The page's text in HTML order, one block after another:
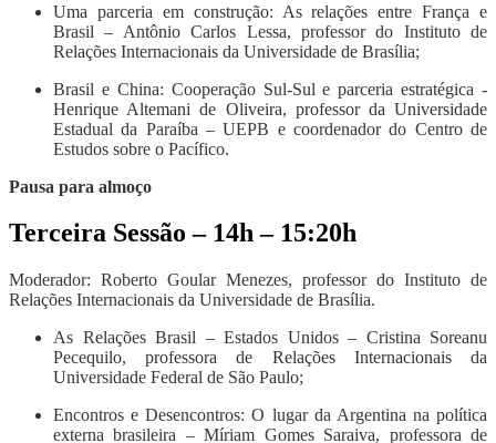
Uma parceria em construção: As relações entre França e
Brasil – Antônio Carlos Lessa, professor do Instituto de
Relações Internacionais da Universidade de Brasília;
Brasil e China: Cooperação Sul-Sul e parceria estratégica -
Henrique Altemani de Oliveira, professor da Universidade
Estadual da Paraíba – UEPB e coordenador do Centro de
Estudos sobre o Pacífico.
Pausa para almoço
Terceira Sessão – 14h – 15:20h
Moderador: Roberto Goular Menezes, professor do Instituto de
Relações Internacionais da Universidade de Brasília.
As Relações Brasil – Estados Unidos – Cristina Soreanu
Pecequilo, professora de Relações Internacionais da
Universidade Federal de São Paulo;
Encontros e Desencontros: O lugar da Argentina na política
externa brasileira – Míriam Gomes Saraiva, professora de